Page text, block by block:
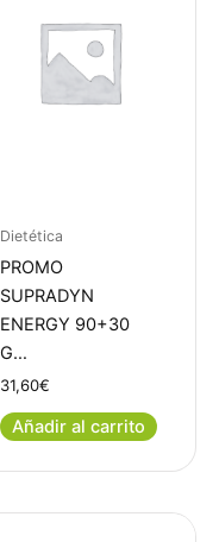
Dietética
PROMO
SUPRADYN
ENERGY 90+30
G…
31,60€
Añadir al carrito